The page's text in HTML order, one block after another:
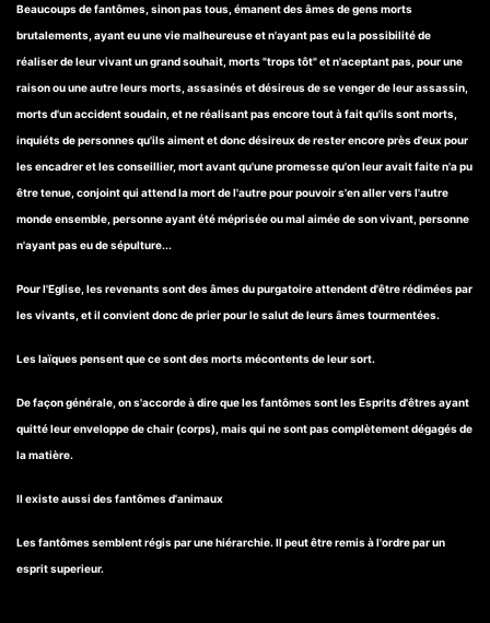
Beaucoups de fantômes, sinon pas tous, émanent des âmes de gens morts
brutalements, ayant eu une vie malheureuse et n'ayant pas eu la possibilité de
réaliser de leur vivant un grand souhait, morts "trops tôt" et n'aceptant pas, pour une
raison ou une autre leurs morts, assasinés et désireus de se venger de leur assassin,
morts d'un accident soudain, et ne réalisant pas encore tout à fait qu'ils sont morts,
inquiéts de personnes qu'ils aiment et donc désireux de rester encore près d'eux pour
les encadrer et les conseillier, mort avant qu'une promesse qu'on leur avait faite n'a pu
être tenue, conjoint qui attend la mort de l'autre pour pouvoir s'en aller vers l'autre
monde ensemble, personne ayant été méprisée ou mal aimée de son vivant, personne
n'ayant pas eu de sépulture...
Pour l'Eglise, les revenants sont des âmes du purgatoire attendent d'être rédimées par
les vivants, et il convient donc de prier pour le salut de leurs âmes tourmentées.
Les laïques pensent que ce sont des morts mécontents de leur sort.
De façon générale, on s'accorde à dire que les fantômes sont les Esprits d'êtres ayant
quitté leur enveloppe de chair (corps), mais qui ne sont pas complètement dégagés de
la matière.
Il existe aussi des fantômes d'animaux
Les fantômes semblent régis par une hiérarchie. Il peut être remis à l'ordre par un
esprit superieur.